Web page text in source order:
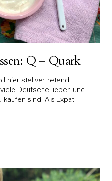
Q – Quark
hier stellvertretend
Deutsche lieben und
kaufen sind. Als Expat